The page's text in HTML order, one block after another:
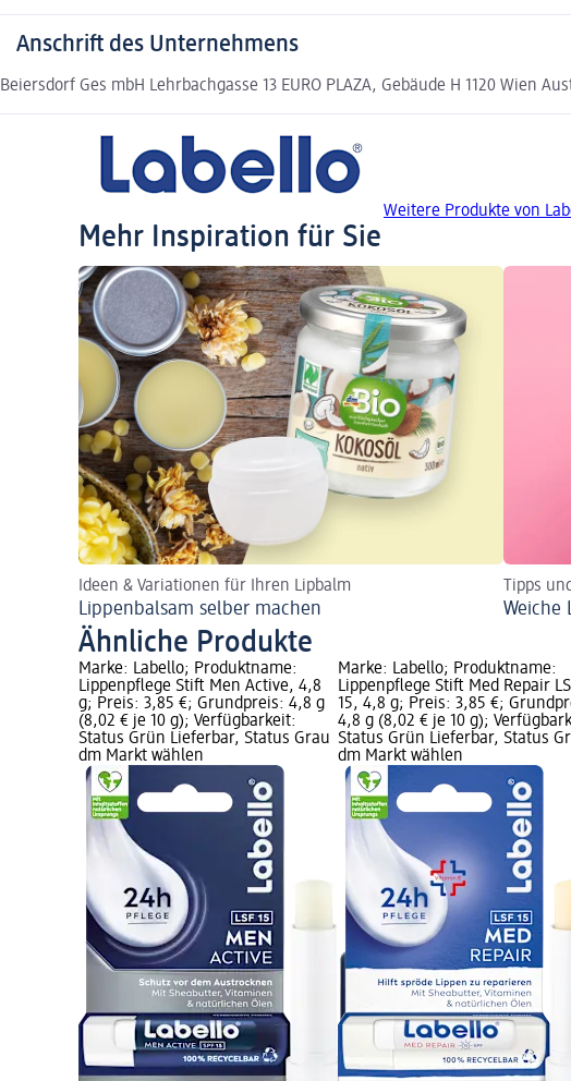
Anschrift des Unternehmens
Beiersdorf Ges mbH Lehrbachgasse 13 EURO PLAZA, Gebäude H 1120 Wien
Weitere Produkte von
Mehr Inspiration für Sie
Ideen & Variationen für Ihren Lipbalm
Lippenbalsam selber machen
Tipps
Weiche
Ähnliche Produkte
Marke: Labello; Produktname:
Lippenpflege Stift Men Active, 4,8
g; Preis: 3,85 €; Grundpreis: 4,8 g
(8,02 € je 10 g); Verfügbarkeit:
Status Grün Lieferbar, Status Grau
dm Markt wählen
Marke: Labello; Produktname:
Lippenpflege Stift Med Repair
15, 4,8 g; Preis: 3,85 €;
4,8 g (8,02 € je 10 g);
Status Grün Lieferbar, Status
dm Markt wählen